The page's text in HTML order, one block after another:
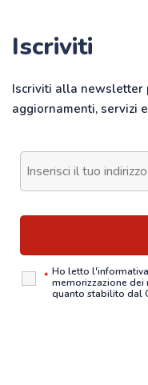
Iscriviti
Iscriviti alla newsletter
aggiornamenti, servizi
* Ho letto l'
memorizzazione dei
quanto stabilito dal